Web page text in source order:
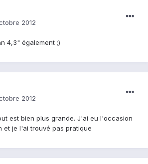
2012
4,3" également ;)
2012
est bien plus grande. J'ai eu l'occasion
et je l'ai trouvé pas pratique